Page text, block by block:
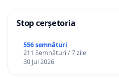
Stop cerșetoria
556 semnături
211 Semnături / 7 zile
30 Jul 2026